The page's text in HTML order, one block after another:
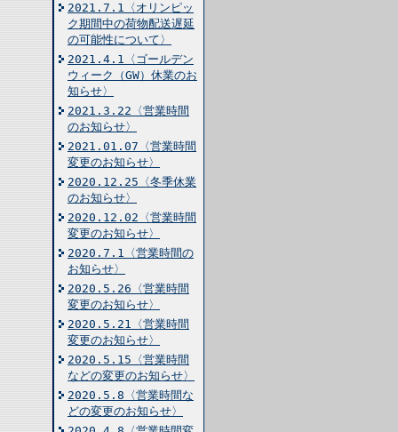
2021.7.1〈オリンピッ
ク期間中の荷物配送遅延
の可能性について〉
2021.4.1〈ゴールデン
ウィーク（GW）休業のお
知らせ〉
2021.3.22〈営業時間
のお知らせ〉
2021.01.07〈営業時間
変更のお知らせ〉
2020.12.25〈冬季休業
のお知らせ〉
2020.12.02〈営業時間
変更のお知らせ〉
2020.7.1〈営業時間の
お知らせ〉
2020.5.26〈営業時間
変更のお知らせ〉
2020.5.21〈営業時間
変更のお知らせ〉
2020.5.15〈営業時間
などの変更のお知らせ〉
2020.5.8〈営業時間な
どの変更のお知らせ〉